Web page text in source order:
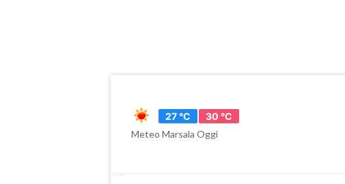
27 °C
30 °C
Meteo Marsala Oggi